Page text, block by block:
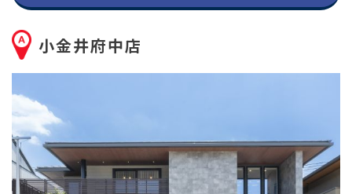
生活サービス・その他
企業・ IR情報
小金井府中店